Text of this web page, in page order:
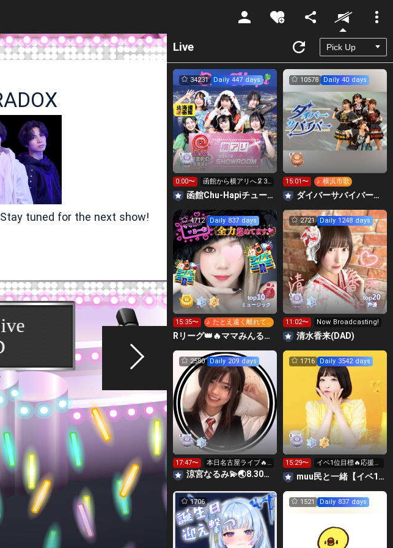
Unmute
tuned for the next show!
Live
34231 Daily 447 days
0:00〜
函館から横アリへ🦑33
0万pt目標！キラ星
求！
函館Chu-Hapiチューハピ🌈
10578 Daily 40 days
15:01〜 ♪ 横浜市歌
‪ダイバーサバイバー【公式】
top10
ミュージック
4712 Daily 837 days
15:35〜
♪ たとえ遠く離れて
ても...
Rリーグ👑🔥ママみんるーむ💁‍♀️💜
top20
声優
2721 Daily 1248 days
11:02〜 Now Broadcasting!
清水香来(DAD)
2580 Daily 209 days
17:47〜
本日名古屋ライブ🔥
くる人教えてー
涼宮なるみ💫🌏8.30動員重要🔥
1716 Daily 3542 days
15:29〜
イベ1位目標🔥応援お
願いします🩷️
muu民と一緒【イベ1位目標🔥🔥🔥お休み中🥹】
1706 1521 Daily 837 days